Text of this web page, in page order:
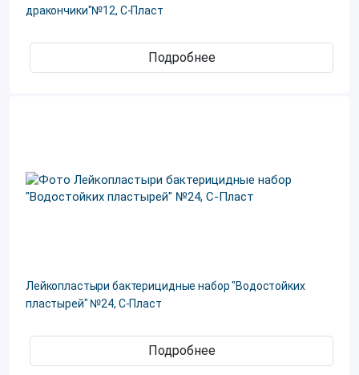
дракончики"№12, С-Пласт
Подробнее
Лейкопластыри бактерицидные набор "Водостойких
пластырей" №24, С-Пласт
Подробнее